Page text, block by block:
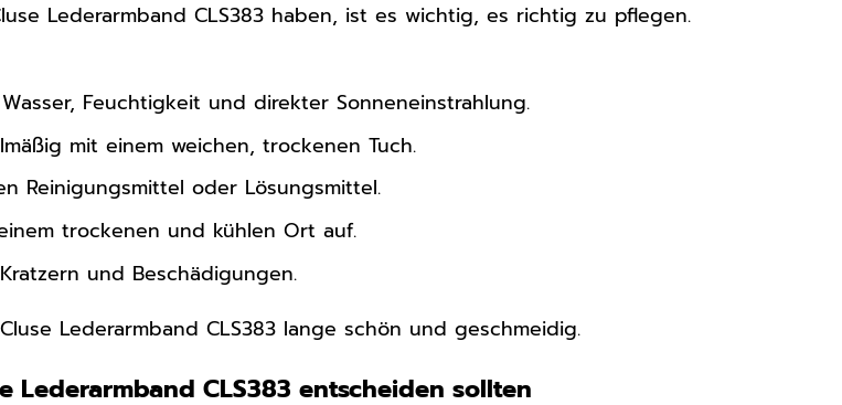
Lederarmband CLS383 haben, ist es wichtig, es richtig zu pflegen.
Feuchtigkeit und direkter Sonneneinstrahlung.
mit einem weichen, trockenen Tuch.
Reinigungsmittel oder Lösungsmittel.
trockenen und kühlen Ort auf.
und Beschädigungen.
Lederarmband CLS383 lange schön und geschmeidig.
Lederarmband CLS383 entscheiden sollten